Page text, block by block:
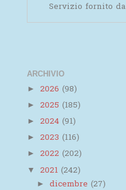
Servizio fornito da
ARCHIVIO
► 2026 (98)
► 2025 (185)
► 2024 (91)
► 2023 (116)
► 2022 (202)
▼ 2021 (242)
►dicembre(27)